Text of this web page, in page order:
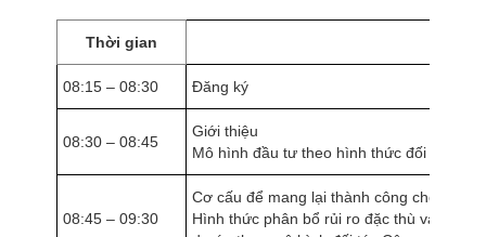
Thời gian
08:15 – 08:30 Đăng ký
08:30 – 08:45
Giới thiệu
Mô hình đầu tư theo hình thức đối tác
08:45 – 09:30
Cơ cấu để mang lại thành công cho mô
Hình thức phân bổ rủi ro đặc thù và các